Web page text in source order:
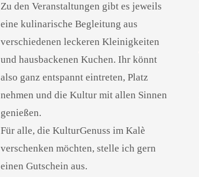
Zu den Veranstaltungen gibt es jeweils
eine kulinarische Begleitung aus
verschiedenen leckeren Kleinigkeiten
und hausbackenen Kuchen. Ihr könnt
also ganz entspannt eintreten, Platz
nehmen und die Kultur mit allen Sinnen
genießen.
Für alle, die KulturGenuss im Kalè
verschenken möchten, stelle ich gern
einen Gutschein aus.